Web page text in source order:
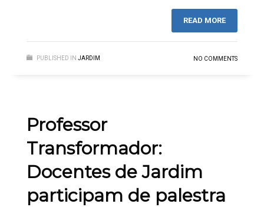
READ MORE
PUBLISHED IN JARDIM NO COMMENTS
Professor
Transformador:
Docentes de Jardim
participam de palestra